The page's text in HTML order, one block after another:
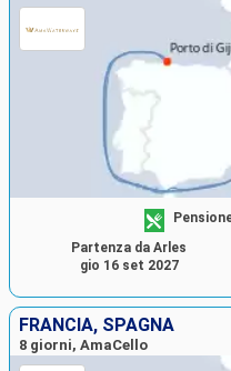
Partenza da Arles
gio 16 set 2027
FRANCIA, SPAGNA
8 giorni, AmaCello